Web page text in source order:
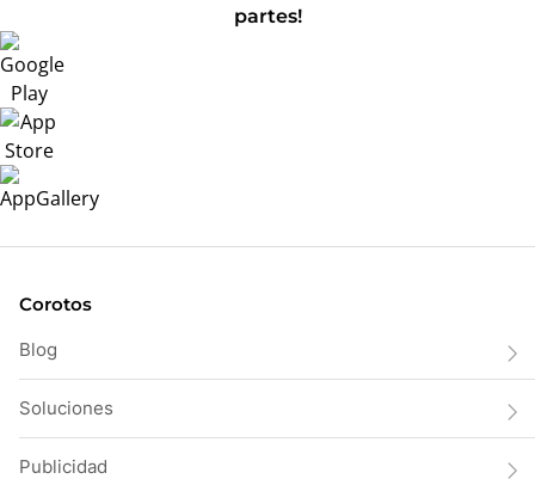
partes!
Corotos
Blog
Soluciones
Publicidad